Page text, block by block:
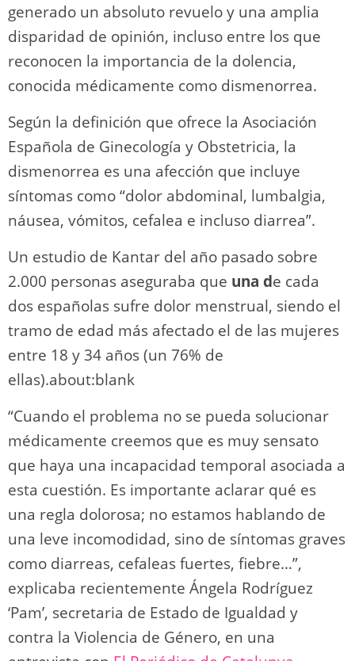
generado un absoluto revuelo y una amplia
disparidad de opinión, incluso entre los que
reconocen la importancia de la dolencia,
conocida médicamente como dismenorrea.
Según la definición que ofrece la Asociación
Española de Ginecología y Obstetricia, la
dismenorrea es una afección que incluye
síntomas como “dolor abdominal, lumbalgia,
náusea, vómitos, cefalea e incluso diarrea”.
Un estudio de Kantar del año pasado sobre
2.000 personas aseguraba que una de cada
dos españolas sufre dolor menstrual, siendo el
tramo de edad más afectado el de las mujeres
entre 18 y 34 años (un 76% de
ellas).about:blank
“Cuando el problema no se pueda solucionar
médicamente creemos que es muy sensato
que haya una incapacidad temporal asociada a
esta cuestión. Es importante aclarar qué es
una regla dolorosa; no estamos hablando de
una leve incomodidad, sino de síntomas graves
como diarreas, cefaleas fuertes, fiebre…”,
explicaba recientemente Ángela Rodríguez
‘Pam’, secretaria de Estado de Igualdad y
contra la Violencia de Género, en una